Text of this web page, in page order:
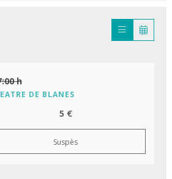
h
DE BLANES
5 €
Suspès